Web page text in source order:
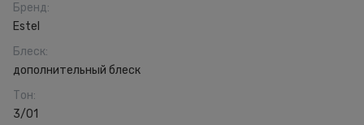
Бренд:
Estel
Блеск:
дополнительный блеск
Тон:
3/01